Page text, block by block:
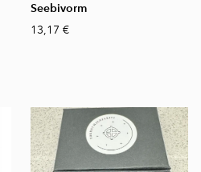
Seebivorm
13,17 €